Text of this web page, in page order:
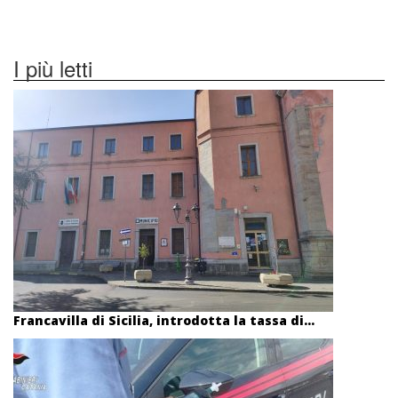
I più letti
Francavilla di Sicilia, introdotta la tassa di...